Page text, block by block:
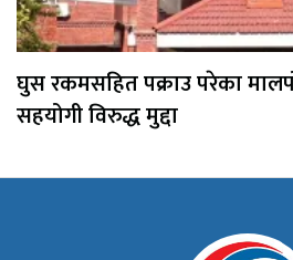
घुस रकमसहित पक्राउ परेका
सहयोगी विरुद्ध मुद्दा